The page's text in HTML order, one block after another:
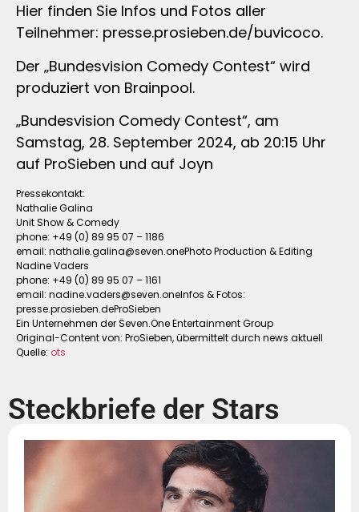
Hier finden Sie Infos und Fotos aller
Teilnehmer: presse.prosieben.de/buvicoco.
Der „Bundesvision Comedy Contest“ wird
produziert von Brainpool.
„Bundesvision Comedy Contest“, am
Samstag, 28. September 2024, ab 20:15 Uhr
auf ProSieben und auf Joyn
Pressekontakt:
Nathalie Galina
Unit Show & Comedy
phone: +49 (0) 89 95 07 – 1186
email: nathalie.galina@seven.onePhotoProduction & Editing
Nadine Vaders
phone: +49 (0) 89 95 07 – 1161
email: nadine.vaders@seven.oneInfos & Fotos:
presse.prosieben.deProSieben
Ein Unternehmen der Seven.One Entertainment Group
Original-Content von: ProSieben, übermittelt durch news aktuell
Quelle: ots
Steckbriefe der Stars